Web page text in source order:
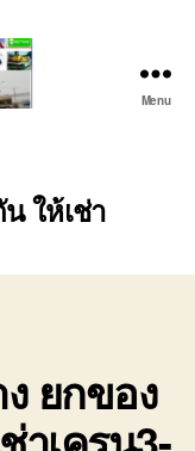
Menu
ให้เช่า
ยกของ